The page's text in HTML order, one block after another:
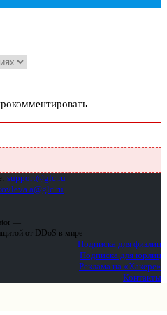
support@glc.ru
—
от DDoS в мире
Подписка для физлиц
Подписка для юрлиц
Реклама на «Хакере»
Контакты